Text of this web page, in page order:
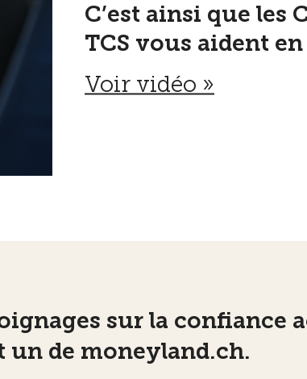
C’est ainsi que les
TCS vous aident
Voir vidéo »
sur la confiance
un de moneyland.ch.